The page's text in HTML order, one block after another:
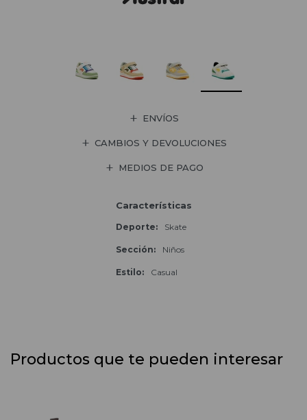
ENVÍOS
CAMBIOS Y DEVOLUCIONES
MEDIOS DE PAGO
Características
Deporte Skate
Sección Niños
Estilo Casual
Productos que te pueden interesar